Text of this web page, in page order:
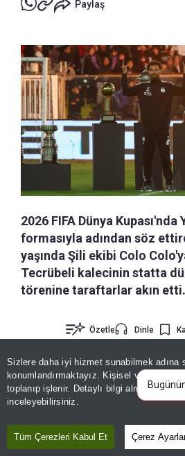
Sizlere daha iyi hizmet sunabilmek adına
konumlandırmaktayız. Kişisel verileriniz,
toplanıp işlenir. Detaylı bilgi almak için
inceleyebilirsiniz.
Tüm Çerezleri Kabul Et Çerez
Paylaş
2026 FIFA Dünya Kupası'nda
formasıyla adından söz
yaşında Şili ekibi Colo
Tecrübeli kalecinin statta
törenine taraftarlar akın etti.
Özetle Dinle
Şili ekibi Colo Colo, Dünya
Adaları formasıyla tanınan
kadrosuna kattı.
ve